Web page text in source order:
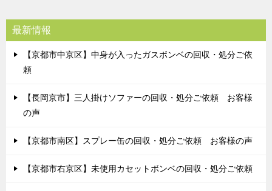
最新情報
【京都市中京区】中身が入ったガスボンベの回収・処分ご依
頼
【長岡京市】三人掛けソファーの回収・処分ご依頼 お客様
の声
【京都市南区】スプレー缶の回収・処分ご依頼 お客様の声
【京都市右京区】未使用カセットボンベの回収・処分ご依頼